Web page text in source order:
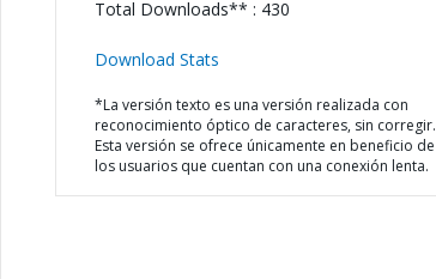
Total Downloads** : 430
Download Stats
*La versión texto es una versión realizada con
reconocimiento óptico de caracteres, sin corregir.
Esta versión se ofrece únicamente en beneficio de
los usuarios que cuentan con una conexión lenta.